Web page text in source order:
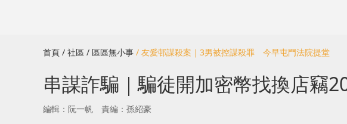
首頁 / 社區 / 區區無小事 / 友愛邨謀殺案｜3男被控謀殺罪 今早屯門法院提堂
串謀詐騙｜騙徒開加密幣找換店竊
編輯：阮一帆 責編：孫紹豪